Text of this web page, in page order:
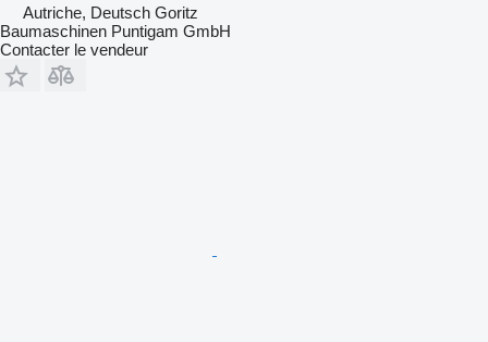
Autriche, Deutsch Goritz
Baumaschinen Puntigam GmbH
Contacter le vendeur